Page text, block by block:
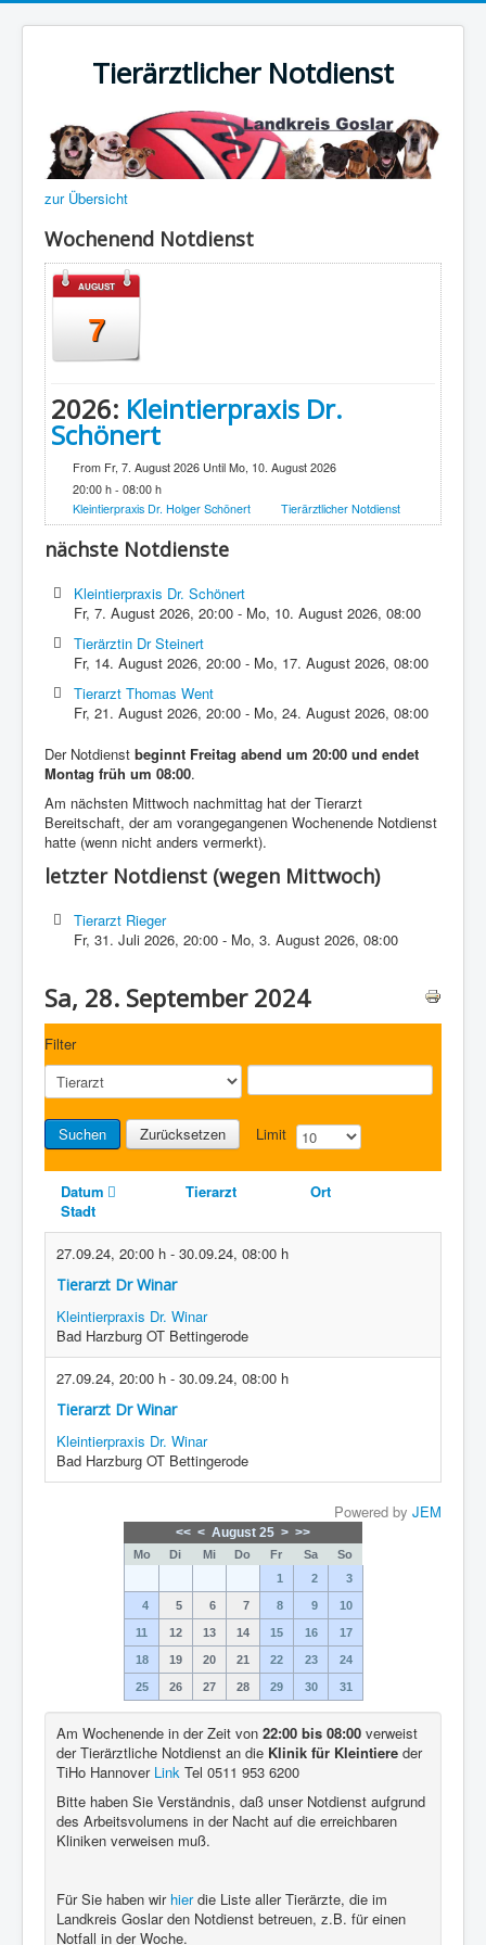
Tierärztlicher Notdienst
zur Übersicht
Wochenend Notdienst
AUGUST
7
2026: Kleintierpraxis Dr.
Schönert
From Fr, 7. August 2026 Until Mo, 10. August 2026
20:00 h - 08:00 h
Kleintierpraxis Dr. Holger Schönert
Tierärztlicher Notdienst
nächste Notdienste
Kleintierpraxis Dr. Schönert
Fr, 7. August 2026,20:00 - Mo, 10. August 2026,08:00
Tierärztin Dr Steinert
Fr, 14. August 2026,20:00 - Mo, 17. August 2026,08:00
Tierarzt Thomas Went
Fr, 21. August 2026,20:00 - Mo, 24. August 2026,08:00
Der Notdienst beginnt Freitag abend um 20:00 und endet
Montag früh um 08:00.
Am nächsten Mittwoch nachmittag hat der Tierarzt
Bereitschaft, der am vorangegangenen Wochenende Notdienst
hatte (wenn nicht anders vermerkt).
letzter Notdienst (wegen Mittwoch)
Tierarzt Rieger
Fr, 31. Juli 2026,20:00 - Mo, 3. August 2026,08:00
Sa, 28. September 2024
Filter
Suchen Zurücksetzen Limit
Datum Tierarzt
Ort
Stadt
27.09.24, 20:00 h - 30.09.24, 08:00 h
Tierarzt Dr Winar
Kleintierpraxis Dr. Winar
Bad Harzburg OT Bettingerode
27.09.24, 20:00 h - 30.09.24, 08:00 h
Tierarzt Dr Winar
Kleintierpraxis Dr. Winar
Bad Harzburg OT Bettingerode
Powered by JEM
<< < August 25 > >>
Mo Di Mi Do Fr Sa
So
1
2 3
4 5 6 7 8 9 10
11 12 13 14 15 16 17
18 19 20 21 22 23 24
25 26 27 28 29 30 31
Am Wochenende in der Zeit von 22:00 bis 08:00 verweist
der Tierärztliche Notdienst an die Klinik für Kleintiere der
TiHo Hannover Link Tel 0511 953 6200
Bitte haben Sie Verständnis, daß unser Notdienst aufgrund
des Arbeitsvolumens in der Nacht auf die erreichbaren
Kliniken verweisen muß.
Für Sie haben wir hierdie Liste aller Tierärzte, die im
Landkreis Goslar den Notdienst betreuen, z.B. für einen
Notfall in der Woche.